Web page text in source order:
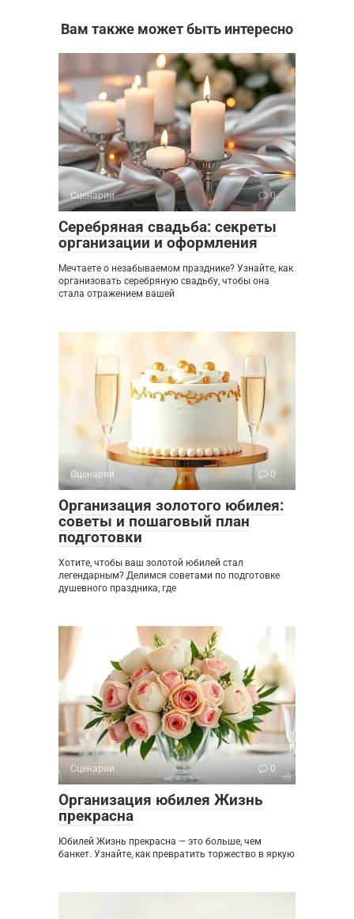
Вам также может быть интересно
Сценарии 0
Серебряная свадьба: секреты
организации и оформления
Мечтаете о незабываемом празднике? Узнайте, как
организовать серебряную свадьбу, чтобы она
стала отражением вашей
Сценарии 0
Организация золотого юбилея:
советы и пошаговый план
подготовки
Хотите, чтобы ваш золотой юбилей стал
легендарным? Делимся советами по подготовке
душевного праздника, где
Сценарии 0
Организация юбилея Жизнь
прекрасна
Юбилей Жизнь прекрасна — это больше, чем
банкет. Узнайте, как превратить торжество в яркую